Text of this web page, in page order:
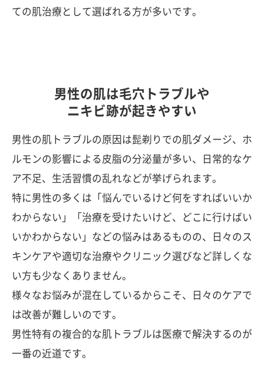
ての肌治療として選ばれる方が多いです。
男性の肌は毛穴トラブルや
ニキビ跡が起きやすい
男性の肌トラブルの原因は髭剃りでの肌ダメージ、ホ
ルモンの影響による皮脂の分泌量が多い、日常的なケ
ア不足、生活習慣の乱れなどが挙げられます。
特に男性の多くは「悩んでいるけど何をすればいいか
わからない」「治療を受けたいけど、どこに行けばい
いかわからない」などの悩みはあるものの、日々のス
キンケアや適切な治療やクリニック選びなど詳しくな
い方も少なくありません。
様々なお悩みが混在しているからこそ、日々のケアで
は改善が難しいのです。
男性特有の複合的な肌トラブルは医療で解決するのが
一番の近道です。